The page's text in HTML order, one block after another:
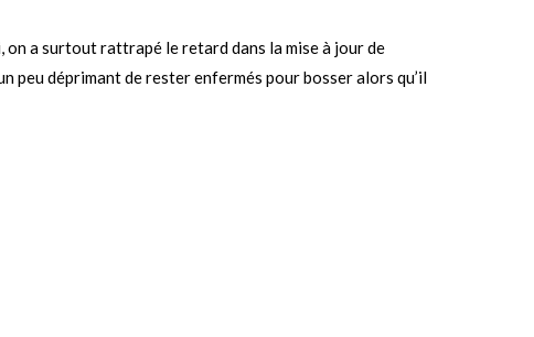
on a surtout rattrapé le retard dans la mise à jour de
peu déprimant de rester enfermés pour bosser alors qu’il